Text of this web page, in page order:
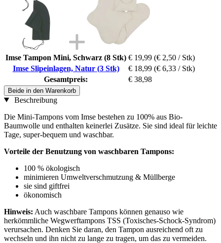
Imse Tampon Mini, Schwarz (8 Stk) € 19,99 (€ 2,50 / Stk)
Imse Slipeinlagen, Natur (3 Stk)
€ 18,99 (€ 6,33 / Stk)
Gesamtpreis:
€ 38,98
Beide in den Warenkorb
Beschreibung
Die Mini-Tampons vom Imse bestehen zu 100% aus Bio-
Baumwolle und enthalten keinerlei Zusätze. Sie sind ideal für leichte
Tage, super-bequem und waschbar.
Vorteile der Benutzung von waschbaren Tampons:
100 % ökologisch
minimieren Umweltverschmutzung & Müllberge
sie sind giftfrei
ökonomisch
Hinweis: Auch waschbare Tampons können genauso wie
herkömmliche Wegwerftampons TSS (Toxisches-Schock-Syndrom)
verursachen. Denken Sie daran, den Tampon ausreichend oft zu
wechseln und ihn nicht zu lange zu tragen, um das zu vermeiden.